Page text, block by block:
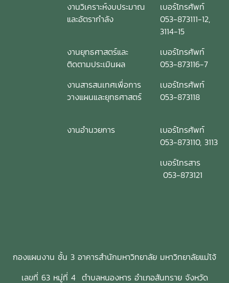
งานวิเคราะห์งบประมาณ
และอัตรากำลัง
เบอร์โทรศัพท์
053-873111-12,
3114-15
งานยุทธศาสตร์และ
ติดตามประเมินผล
เบอร์โทรศัพท์
053-873116-7
งานสารสนเทศเพื่อการ
วางแผนและยุทธศาสตร์
เบอร์โทรศัพท์
053-873118
งานอำนวยการ
เบอร์โทรศัพท์
053-873110, 3113
เบอร์โทรสาร
053-873121
กองแผนงาน ชั้น 3 อาคารสำนักมหาวิทยาลัย มหาวิทยาลัยแม่โจ้
เลขที่ 63 หมู่ที่ 4 ตำบลหนองหาร อำเภอสันทราย จังหวัด